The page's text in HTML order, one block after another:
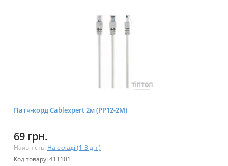
Патч-корд Cablexpert 2м (PP12-2M)
69 грн.
Наявність: На складі (1-3 дні)
Код товару: 411101